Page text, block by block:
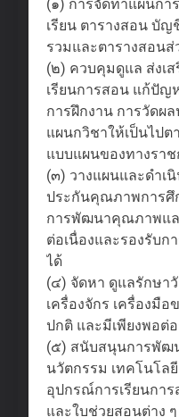
(๑) การจัดทำแผนกา
เรียน ตารางสอน บัญ
รวมและตารางสอน
(๒) ควบคุมดูแล ส่งเ
เรียนการสอน แก้ปัญ
การฝึกงาน การวัดผ
แผนกวิชาให้เป็นไปต
แบบแผนของทางราช
(๓) วางแผนและดำเ
ประกันคุณภาพการศึ
การพัฒนาคุณภาพแล
ต่อเนื่องและรองรับ
ได้
(๔) จัดหา ดูแลรักษ
เครื่องจักร เครื่องมื
ปกติ และมีเพียงพอต่
(๕) สนับสนุนการพัฒ
นวัตกรรม เทคโนโล
อุปกรณ์การเรียนการ
และใบช่วยสอนต่าง ๆ